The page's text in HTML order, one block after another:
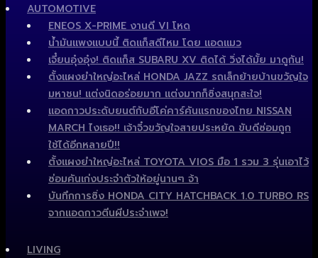
AUTOMOTIVE
ENEOS X-PRIME งานดี VI โหด
น้ำมันแพงแบบนี้ ติดแก็สดีไหม โดย แอดแมว
เจี๋ยนอุ๋งอุ๋ง! ติดแก็ส SUBARU XV ติดได้ วิ่งได้มั้ย มาดูกัน!
ตั้งแผงยำใหญ่อะไหล่ HONDA JAZZ รถเล็กย้ายบ้านขวัญใจ
มหาชน! แต่งนิดอร่อยมาก แต่งมากก็ซิ่งสนุกสะใจ!
แอดกาวประดับยนต์กับอีโค่คาร์คันแรกของไทย NISSAN
MARCH ไงเธอ!! เจ้าจิ๋วขวัญใจสายประหยัด ขับดีซ่อมถูก
ใช้ได้อีกหลายปี!!
ตั้งแผงยำใหญ่อะไหล่ TOYOTA VIOS มือ 1 รวม 3 รุ่นเอาไว้
ซ่อมคันเก่งประจำตัวให้อยู่นานๆ จ้า
บันทึกการซิ่ง HONDA CITY HATCHBACK 1.0 TURBO RS
จากแอดกาวตีนผีประจำเพจ!
LIVING